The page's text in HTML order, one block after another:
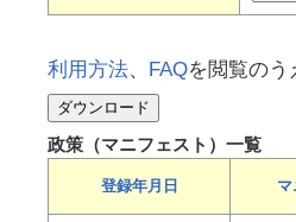
利用方法、 FAQを閲覧のう
政策（マニフェスト）一覧
登録年月日 マ